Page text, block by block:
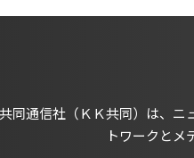
同通信社（ＫＫ共同）は、ニ
トワークとメ